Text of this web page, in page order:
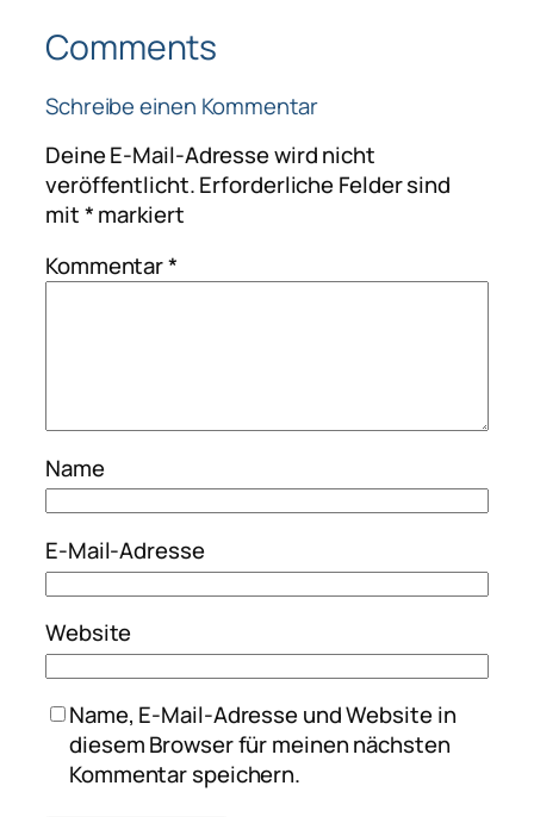
Comments
Schreibe einen Kommentar
Deine E-Mail-Adresse wird nicht
veröffentlicht.Erforderliche Felder sind
mit*markiert
Kommentar*
Name
E-Mail-Adresse
Website
Name, E-Mail-Adresse und Website in
diesem Browser für meinen nächsten
Kommentar speichern.